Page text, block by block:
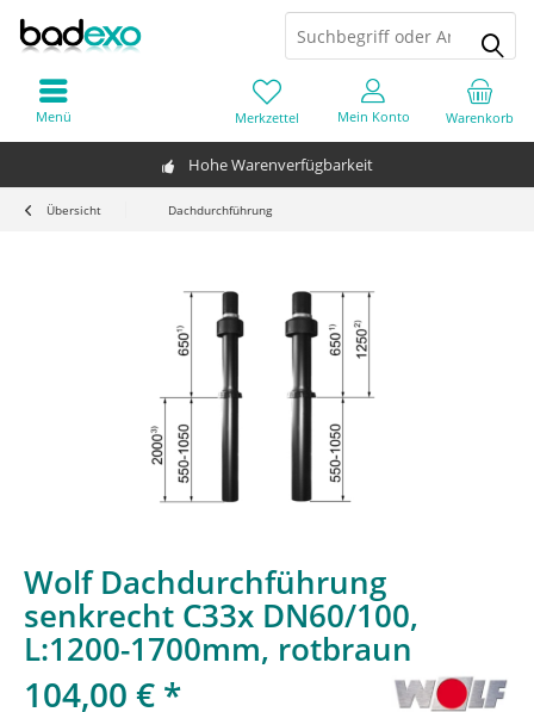
Hohe Warenverfügbarkeit
Warenkorb
Merkzettel Mein Konto
Menü
Übersicht Dachdurchführung
Wolf Dachdurchführung
senkrecht C33x DN60/100,
L:1200-1700mm, rotbraun
104,00 € *